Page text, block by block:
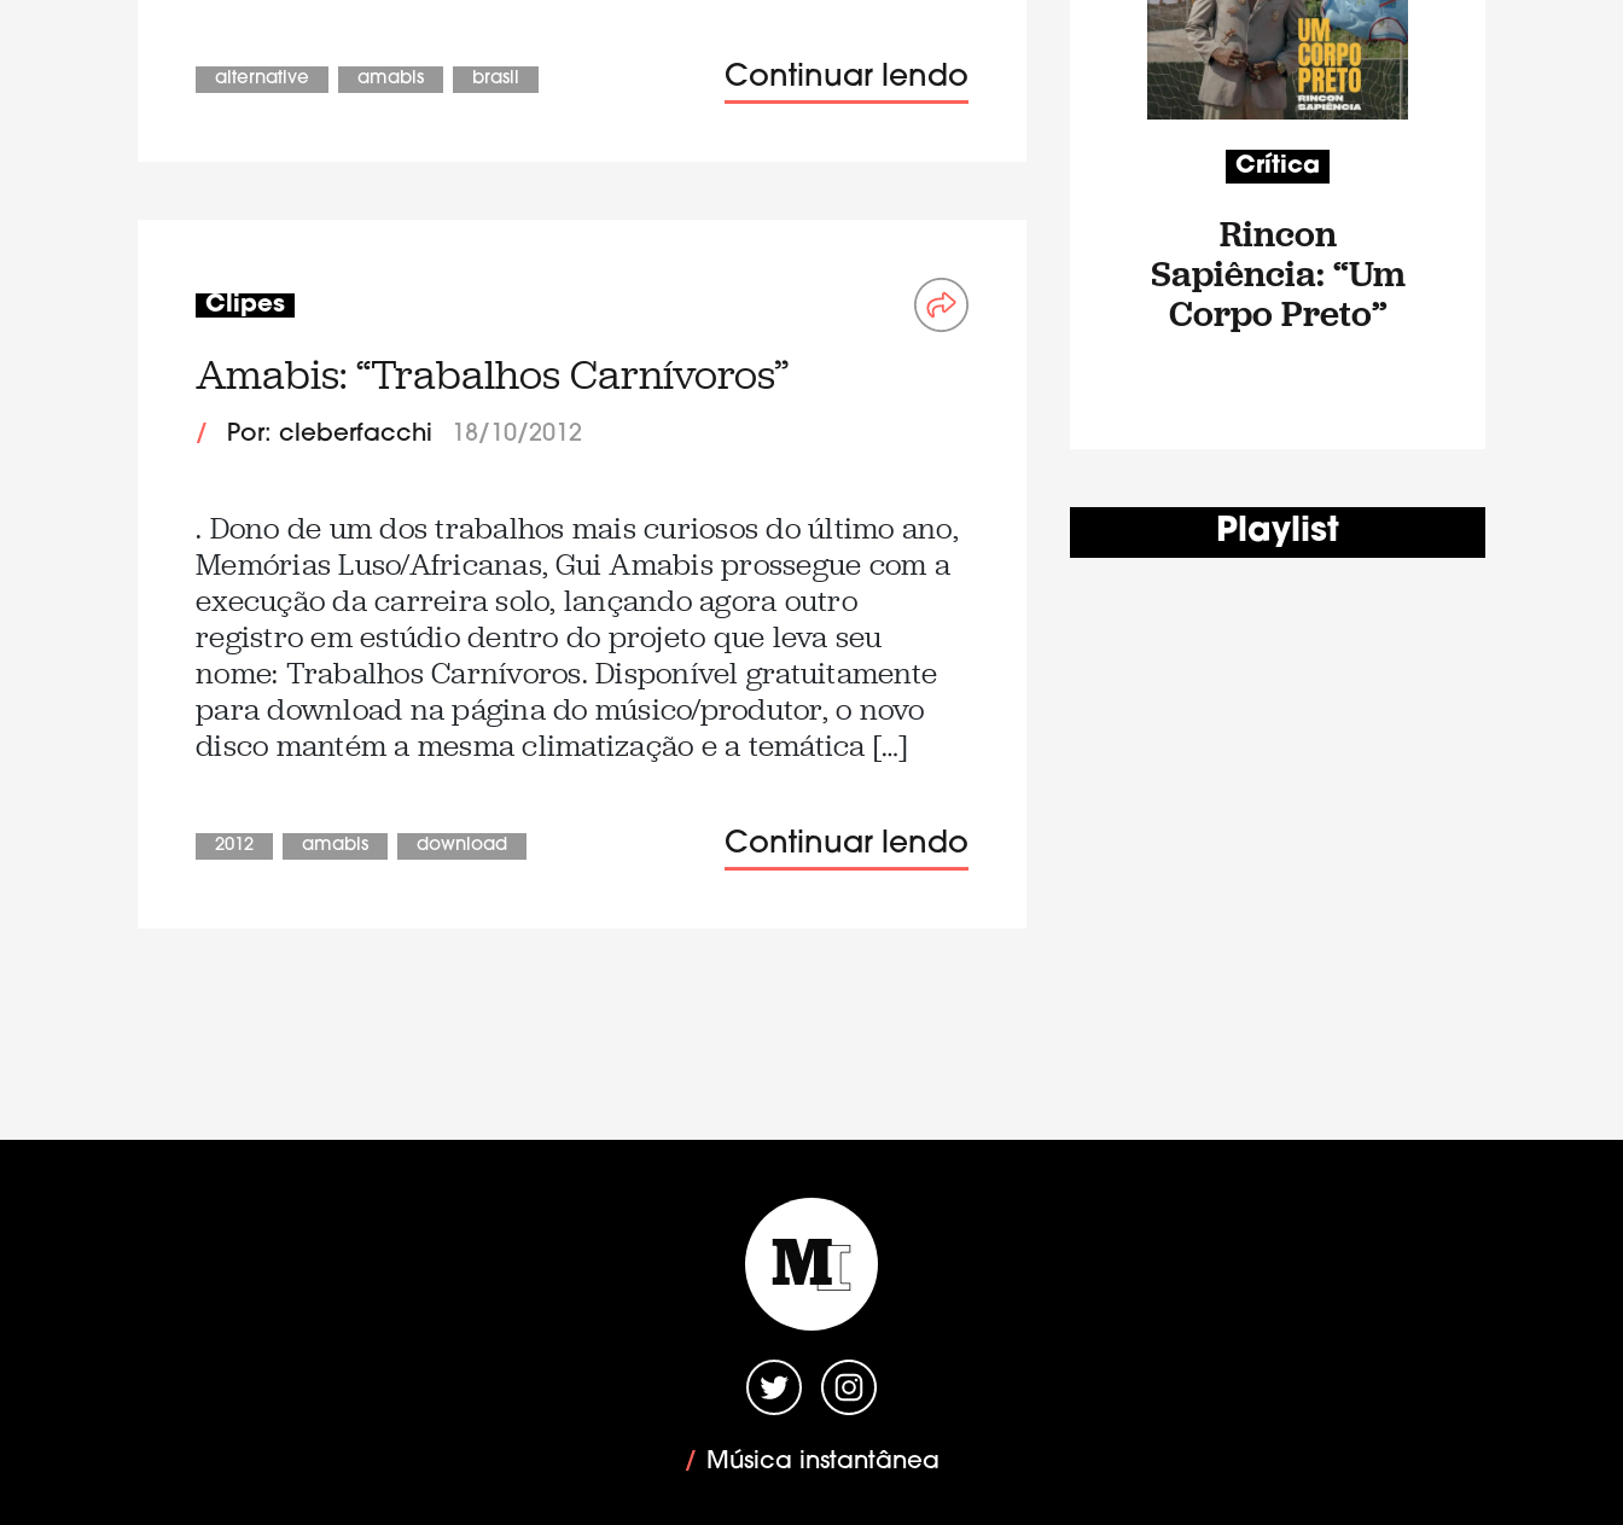
alternative amabis brasil Continuar lendo
Clipes
Amabis: “Trabalhos Carnívoros”
/ Por: cleberfacchi 18/10/2012
. Dono de um dos trabalhos mais curiosos do último ano,
Memórias Luso/Africanas, Gui Amabis prossegue com a
execução da carreira solo, lançando agora outro
registro em estúdio dentro do projeto que leva seu
nome: Trabalhos Carnívoros. Disponível gratuitamente
para download na página do músico/produtor, o novo
disco mantém a mesma climatização e a temática […]
2012 amabis download Continuar lendo
Crítica
Rincon
Sapiência: “Um
Corpo Preto”
Playlist
/ Música instantânea